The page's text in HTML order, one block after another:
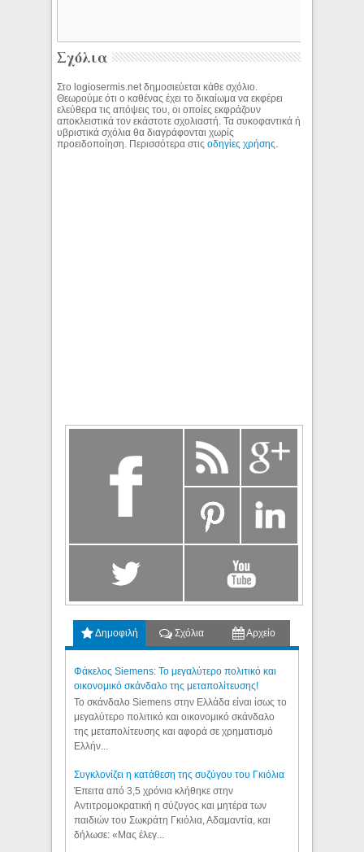
Σχόλια
Στο logiosermis.net δημοσιεύεται κάθε σχόλιο.
Θεωρούμε ότι ο καθένας έχει το δικαίωμα να εκφέρει
ελεύθερα τις απόψεις του, οι οποίες εκφράζουν
αποκλειστικά τον εκάστοτε σχολιαστή. Τα συκοφαντικά ή
υβριστικά σχόλια θα διαγράφονται χωρίς
προειδοποίηση. Περισσότερα στιςοδηγίες χρήσης.
Δημοφιλή Σχόλια Αρχείο
Φάκελος Siemens: Το μεγαλύτερο πολιτικό και
οικονομικό σκάνδαλο της μεταπολίτευσης!
Το σκάνδαλο Siemens στην Ελλάδα είναι ίσως το
μεγαλύτερο πολιτικό και οικονομικό σκάνδαλο
της μεταπολίτευσης και αφορά σε χρηματισμό
Ελλήν...
Συγκλονίζει η κατάθεση της συζύγου του Γκιόλια
Έπειτα από 3,5 χρόνια κλήθηκε στην
Αντιτρομοκρατική η σύζυγος και μητέρα των
παιδιών του Σωκράτη Γκιόλια, Αδαμαντία, και
δήλωσε: «Μας έλεγ...